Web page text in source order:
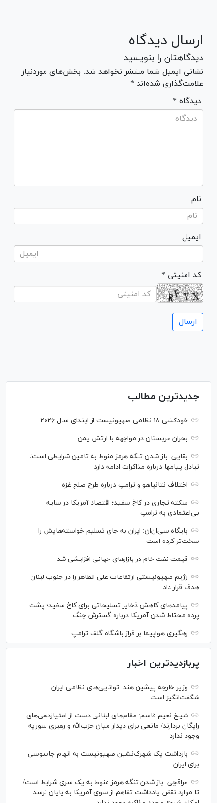
ارسال دیدگاه
دیدگاهتان را بنویسید
نشانی ایمیل شما منتشر نخواهد شد. بخش‌های موردنیاز
علامت‌گذاری شده‌اند *
* دیدگاه
نام
ایمیل
* کد امنیتی
جدیدترین مطالب
خودکشی ۱۸ نظامی صهیونیست از ابتدای سال ۲۰۲۶
بحران عربستان در مواجهه با ارتش یمن
بقایی: باز شدن تنگه هرمز منوط به تامین شرایطی است/
تبادل پیام‎ها درباره مذاکرات ادامه دارد
اختلاف نتانیاهو و ترامپ درباره طرح صلح غزه
سکته تجاری در کاخ سفید؛ اقتصاد آمریکا در سایه
بی‌اعتمادی به ترامپ
پایگاه سی‌ان‌ان: ایران به جای تسلیم خواسته‌هایش را
سخت‎‌تر کرده است
قیمت نفت خام در بازارهای جهانی افزایشی شد
رژیم صهیونیستی ارتفاعات علی الطاهر را در جنوب لبنان
هدف قرار داد
پیامدهای کاهش ذخایر تسلیحاتی برای کاخ سفید؛ پشت
پرده محتاط شدن آمریکا درباره گسترش جنگ
رهگیری هواپیما بر فراز باشگاه گلف ترامپ
پربازدیدترین اخبار
وزیر خارجه پیشین هند: توانایی‌های نظامی ایران
شگفت‌انگیز است
شیخ نعیم قاسم: مقام‌های لبنانی دست از امتیازدهی‌های
رایگان بردارند/ مانعی برای دیدار میان حزب‌الله و رهبری سوریه
وجود ندارد
بازداشت یک شهرک‌نشین صهیونیست به اتهام جاسوسی
برای ایران
عراقچی: باز شدن تنگه هرمز منوط به یک سری شرایط است/
تا موارد نقض یادداشت تفاهم از سوی آمریکا به پایان نرسد